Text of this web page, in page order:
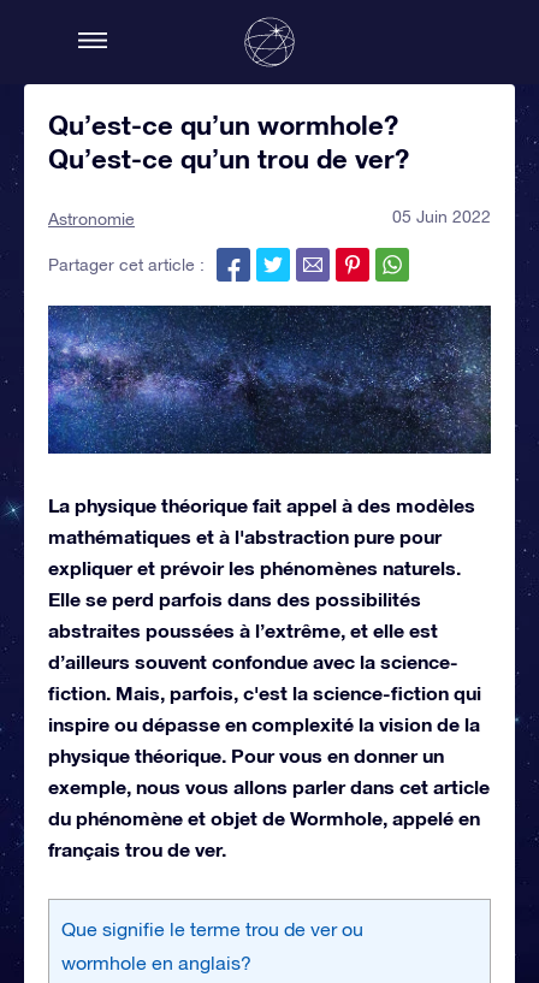
Qu’est-ce qu’un wormhole?
Qu’est-ce qu’un trou de ver?
Astronomie 05 Juin 2022
Partager cet article :
La physique théorique fait appel à des modèles
mathématiques et à l'abstraction pure pour
expliquer et prévoir les phénomènes naturels.
Elle se perd parfois dans des possibilités
abstraites poussées à l’extrême, et elle est
d’ailleurs souvent confondue avec la science-
fiction. Mais, parfois, c'est la science-fiction qui
inspire ou dépasse en complexité la vision de la
physique théorique. Pour vous en donner un
exemple, nous vous allons parler dans cet article
du phénomène et objet de Wormhole, appelé en
français trou de ver.
Que signifie le terme trou de ver ou
wormhole en anglais?